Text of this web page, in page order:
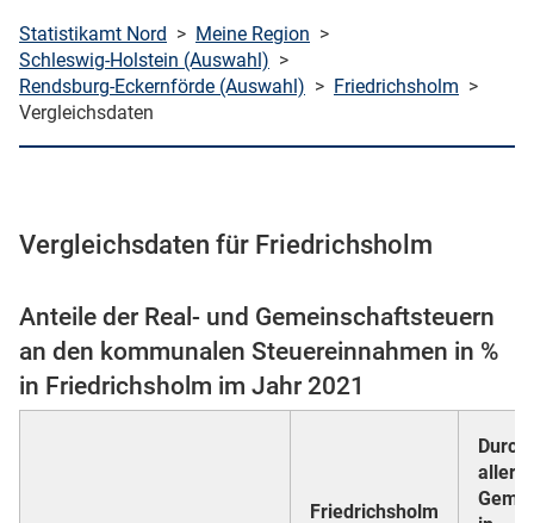
starten
Statistikamt Nord > Meine Region >
Schleswig-Holstein (Auswahl) >
Rendsburg-Eckernförde (Auswahl) > Friedrichsholm >
Vergleichsdaten
Vergleichsdaten für Friedrichsholm
Anteile der Real- und Gemeinschaftsteuern
an den kommunalen Steuereinnahmen in %
in Friedrichsholm im Jahr 2021
Friedrichsholm
aller